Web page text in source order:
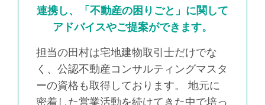
連携し、「不動産の困りごと」に関して
アドバイスやご提案ができます。
担当の田村は宅地建物取引士だけでな
く、公認不動産コンサルティングマスタ
ーの資格も取得しております。 地元に
密着した営業活動を続けてきた中で培っ